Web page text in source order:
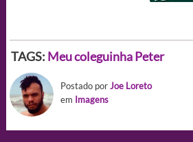
TAGS: Meu coleguinha Peter
Postado porJoe Loreto
em Imagens